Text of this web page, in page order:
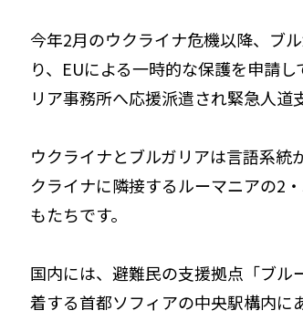
今年2月のウクライナ危機以降、ブ
り、EUによる一時的な保護を申請
リア事務所へ応援派遣され緊急人道
ウクライナとブルガリアは言語系
クライナに隣接するルーマニアの2
もたちです。
国内には、避難民の支援拠点「ブル
着する首都ソフィアの中央駅構内に